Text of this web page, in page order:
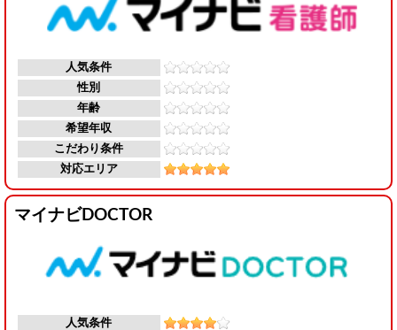
人気条件
性別
年齢
希望年収
こだわり条件
対応エリア
マイナビDOCTOR
人気条件